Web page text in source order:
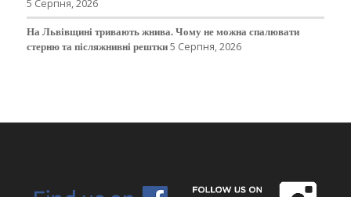
5 Серпня, 2026
На Львівщині тривають жнива. Чому не можна спалювати
стерню та післяжнивні рештки5 Серпня, 2026